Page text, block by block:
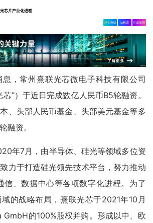
芯片产业化进程
相关舆情 AI解读 生成海报
，常州熹联光芯微电子科技有限公司
芯”）于近日完成数亿人民币B5轮融资。
、头部人民币基金、头部美元基金等多
融资。
年7月，由半导体、硅光等领域多位资
力于打造硅光领先技术平台，努力推动
信、数据中心等各项数字化进程。为了
的战略布局，熹联光芯于2021年10月
GmbH的100%股权并购。形成以中、欧